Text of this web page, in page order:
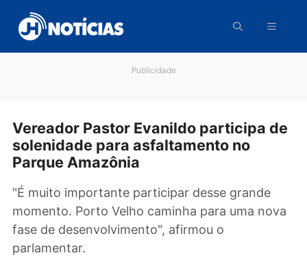
para
conteúdo
Vereador Pastor Evanildo participa
solenidade para asfaltamento no
Parque Amazônia
"É muito importante participar desse grande
momento. Porto Velho caminha para uma
fase de desenvolvimento", afirmou o